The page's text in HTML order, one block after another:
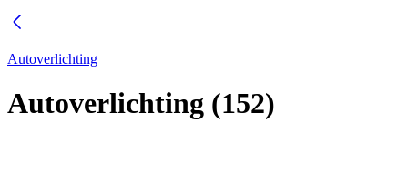
Autoverlichting
Autoverlichting (152)